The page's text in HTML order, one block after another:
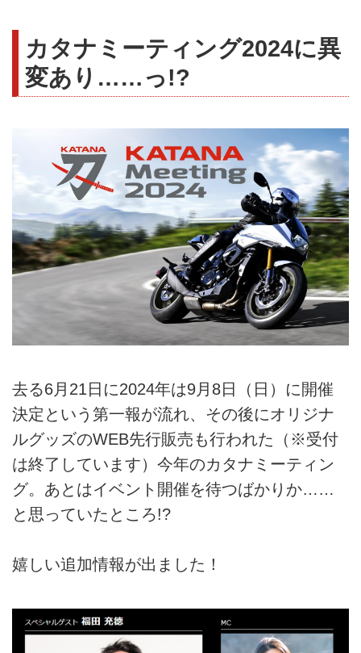
カタナミーティング2024に異
変あり……っ!?
去る6月21日に2024年は9月8日（日）に開催
決定という第一報が流れ、その後にオリジナ
ルグッズのWEB先行販売も行われた（※受付
は終了しています）今年のカタナミーティン
グ。あとはイベント開催を待つばかりか……
と思っていたところ!?
嬉しい追加情報が出ました！